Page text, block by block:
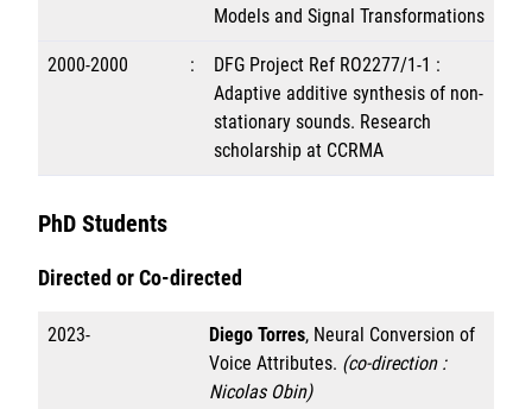
Models and Signal Transformations
2000-2000 :
DFG Project Ref RO2277/1-1 :
Adaptive additive synthesis of non-
stationary sounds. Research
scholarship at CCRMA
PhD Students
Directed or Co-directed
2023- Diego Torres, Neural Conversion of
Voice Attributes. (co-direction :
Nicolas Obin)